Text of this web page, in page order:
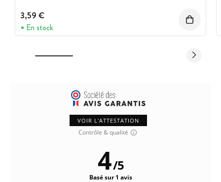
3,59 €
En stock
VOIR L'ATTESTATION
Contrôle & qualité
4/5
Basé sur 1 avis